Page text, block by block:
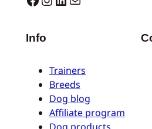
Info
Trainers
Breeds
Dog blog
Affiliate program